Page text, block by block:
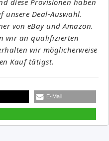
unsere Deal-Auswahl.
von eBay und Amazon.
wir an qualifizierten
wir möglicherweise
Kauf tätigst.
E-Mail